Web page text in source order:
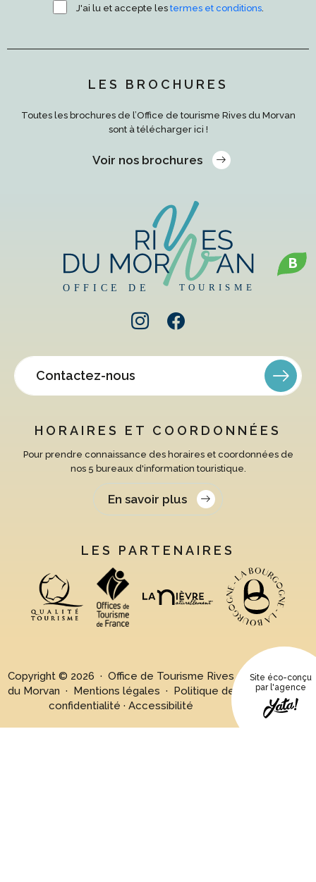
J'ai lu et accepte les termes et conditions.
LES BROCHURES
Toutes les brochures de l’Office de tourisme Rives du Morvan
sont à télécharger ici !
Voir nos brochures
Contactez-nous
HORAIRES ET COORDONNÉES
Pour prendre connaissance des horaires et coordonnées de
nos 5 bureaux d'information touristique.
En savoir plus
LES PARTENAIRES
Copyright © 2026 · Office de Tourisme Rives
du Morvan · Mentions légales · Politique de
confidentialité · Accessibilité
Site éco-conçu
par l'agence
B